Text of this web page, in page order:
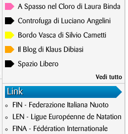
A Spasso nel Cloro di Laura Binda
Controfuga di Luciano Angelini
Bordo Vasca di Silvio Cametti
Il Blog di Klaus Dibiasi
Spazio Libero
Vedi tutto
Link
FIN - Federazione Italiana Nuoto
LEN - Ligue Européenne de Natation
FINA - Fédération Internationale